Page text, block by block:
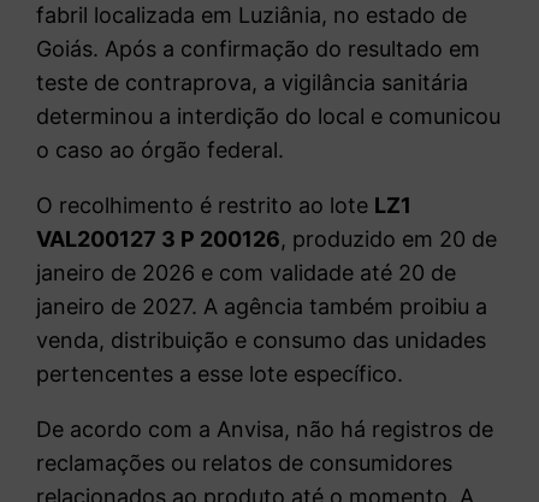
fabril localizada em Luziânia, no estado de
Goiás. Após a confirmação do resultado em
teste de contraprova, a vigilância sanitária
determinou a interdição do local e comunicou
o caso ao órgão federal.
O recolhimento é restrito ao lote LZ1
VAL200127 3 P 200126, produzido em 20 de
janeiro de 2026 e com validade até 20 de
janeiro de 2027. A agência também proibiu a
venda, distribuição e consumo das unidades
pertencentes a esse lote específico.
De acordo com a Anvisa, não há registros de
reclamações ou relatos de consumidores
relacionados ao produto até o momento. A